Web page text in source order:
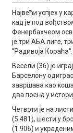
Највећи успјех у
кад је под
Фенербахчеом
је три АБА лиге,
"Радивоја Кораћа".
Весели (36) је
Барселону
завршава као
два поена у
Четврти је на
(5.481), шести у
(1.906) и